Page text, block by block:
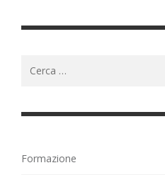
Formazione